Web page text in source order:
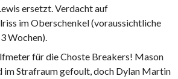
ersetzt. Verdacht auf
im Oberschenkel (voraussichtliche
Wochen).
für die Choste Breakers! Mason
im Strafraum gefoult, doch Dylan Martin